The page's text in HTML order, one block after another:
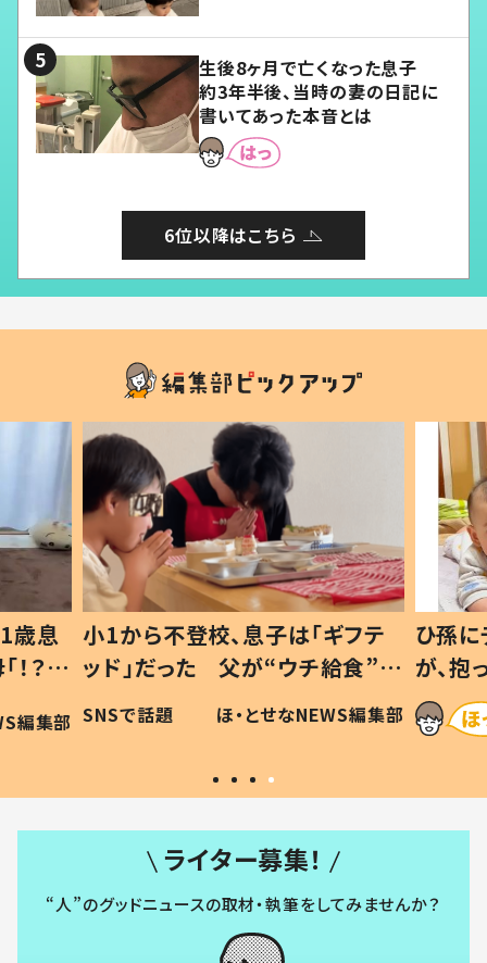
生後8ヶ月で亡くなった息子
約3年半後、当時の妻の日記に
書いてあった本音とは
6位以降はこちら
歳息
？」
編集部
小1から不登校、息子は「ギフテ
ッド」だった 父が“ウチ給食”を
作り続ける理由とは #令和の親
#令和の子
SNSで話題 ほ・とせなNEWS編集部
ひ孫
が、
「涙が
い」
ライター募集！
“人”のグッドニュースの取材・執筆をしてみませんか？